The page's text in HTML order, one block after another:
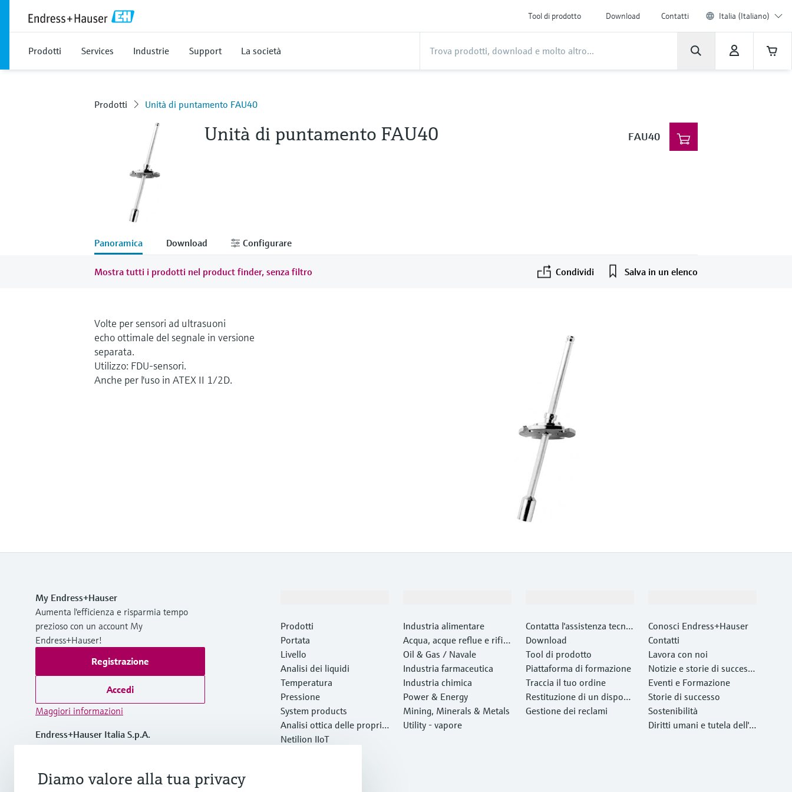
Tool di prodotto Download Contatti Italia (Italiano)
Prodotti Services Industrie Support La società
Prodotti Unità di puntamento FAU40
Unità di puntamento FAU40 FAU40
Panoramica Download Configurare
Mostra tutti i prodotti nel product finder, senza filtro Condividi Salva in un elenco
Volte per sensori ad ultrasuoni
echo ottimale del segnale in versione
separata.
Utilizzo: FDU-sensori.
Anche per l'uso in ATEX II 1/2D.
My Endress+Hauser
Aumenta l'efficienza e risparmia tempo
prezioso con un account My
Endress+Hauser!
Registrazione
Accedi
Maggiori informazioni
Endress+Hauser Italia S.p.A.
Italia
+39 02 92 19 21
Prodotti
Portata
Livello
Analisi dei liquidi
Temperatura
Pressione
System products
Analisi ottica delle proprie
tà chimiche
Netilion IIoT
Industria alimentare
Acqua, acque reflue e rifiut
iOil & Gas / Navale
Industria farmaceutica
Industria chimica
Power & Energy
Mining, Minerals & Metals
Utility - vapore
Contatta l'assistenza tecnic
a
Download
Tool di prodotto
Piattaforma di formazione
Traccia il tuo ordine
Restituzione di un disposit
ivo
Gestione dei reclami
Conosci Endress+Hauser
Contatti
Lavora con noi
Notizie e storie di success
o
Eventi e Formazione
Storie di successo
Sostenibilità
Diritti umani e tutela dell'a
Diamo valore alla tua privacy